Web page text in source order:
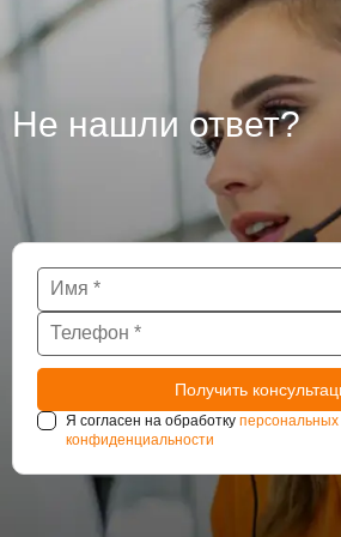
усилению и ремонту.
Не нашли ответ?
Я согласен на обработку
конфиденциальности